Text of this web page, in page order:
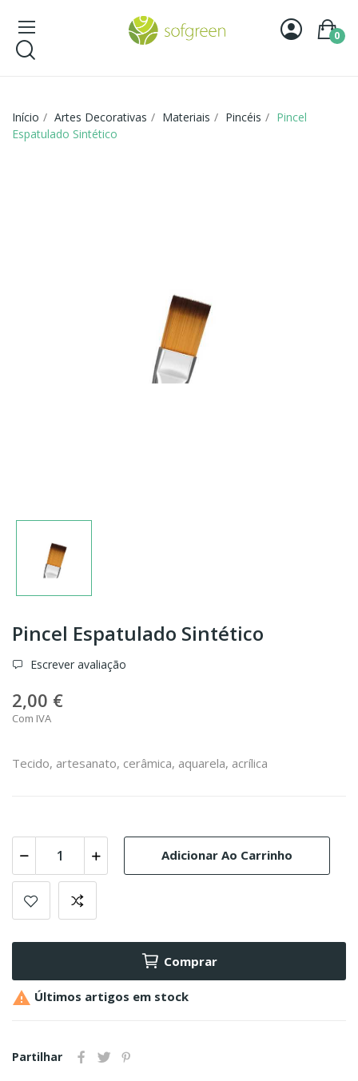
0
Início Artes Decorativas Materiais Pincéis
Pincel
Espatulado Sintético
Pincel Espatulado Sintético
Escrever avaliação
2,00 €
Com IVA
Tecido, artesanato, cerâmica, aquarela, acrílica
Adicionar Ao Carrinho
Comprar
 Últimos artigos em stock
Partilhar